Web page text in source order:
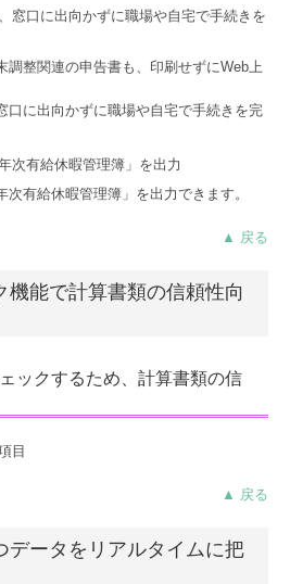
調整関連の申告書も、印刷せずにWeb上
口に出向かずに職場や自宅で手続きを完
有給休暇管理簿」を出力できます。
▲ 戻る
機能で計算書類の信頼性向
ックするため、計算書類の信
▲ 戻る
データをリアルタイムに把